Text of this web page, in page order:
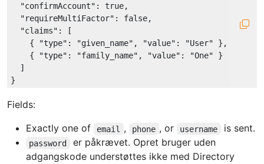
"confirmAccount" : true,
"requireMultiFactor" : false,
"claims" : [
    {
"type" : "given_name" , "value" : "User" },
    {
"type" : "family_name" , "value" : "One" }
  ]
Fields:
Exactly one of
email , phone , or username is sent.
password
er påkrævet. Opret bruger uden
adgangskode understøttes ikke med Directory